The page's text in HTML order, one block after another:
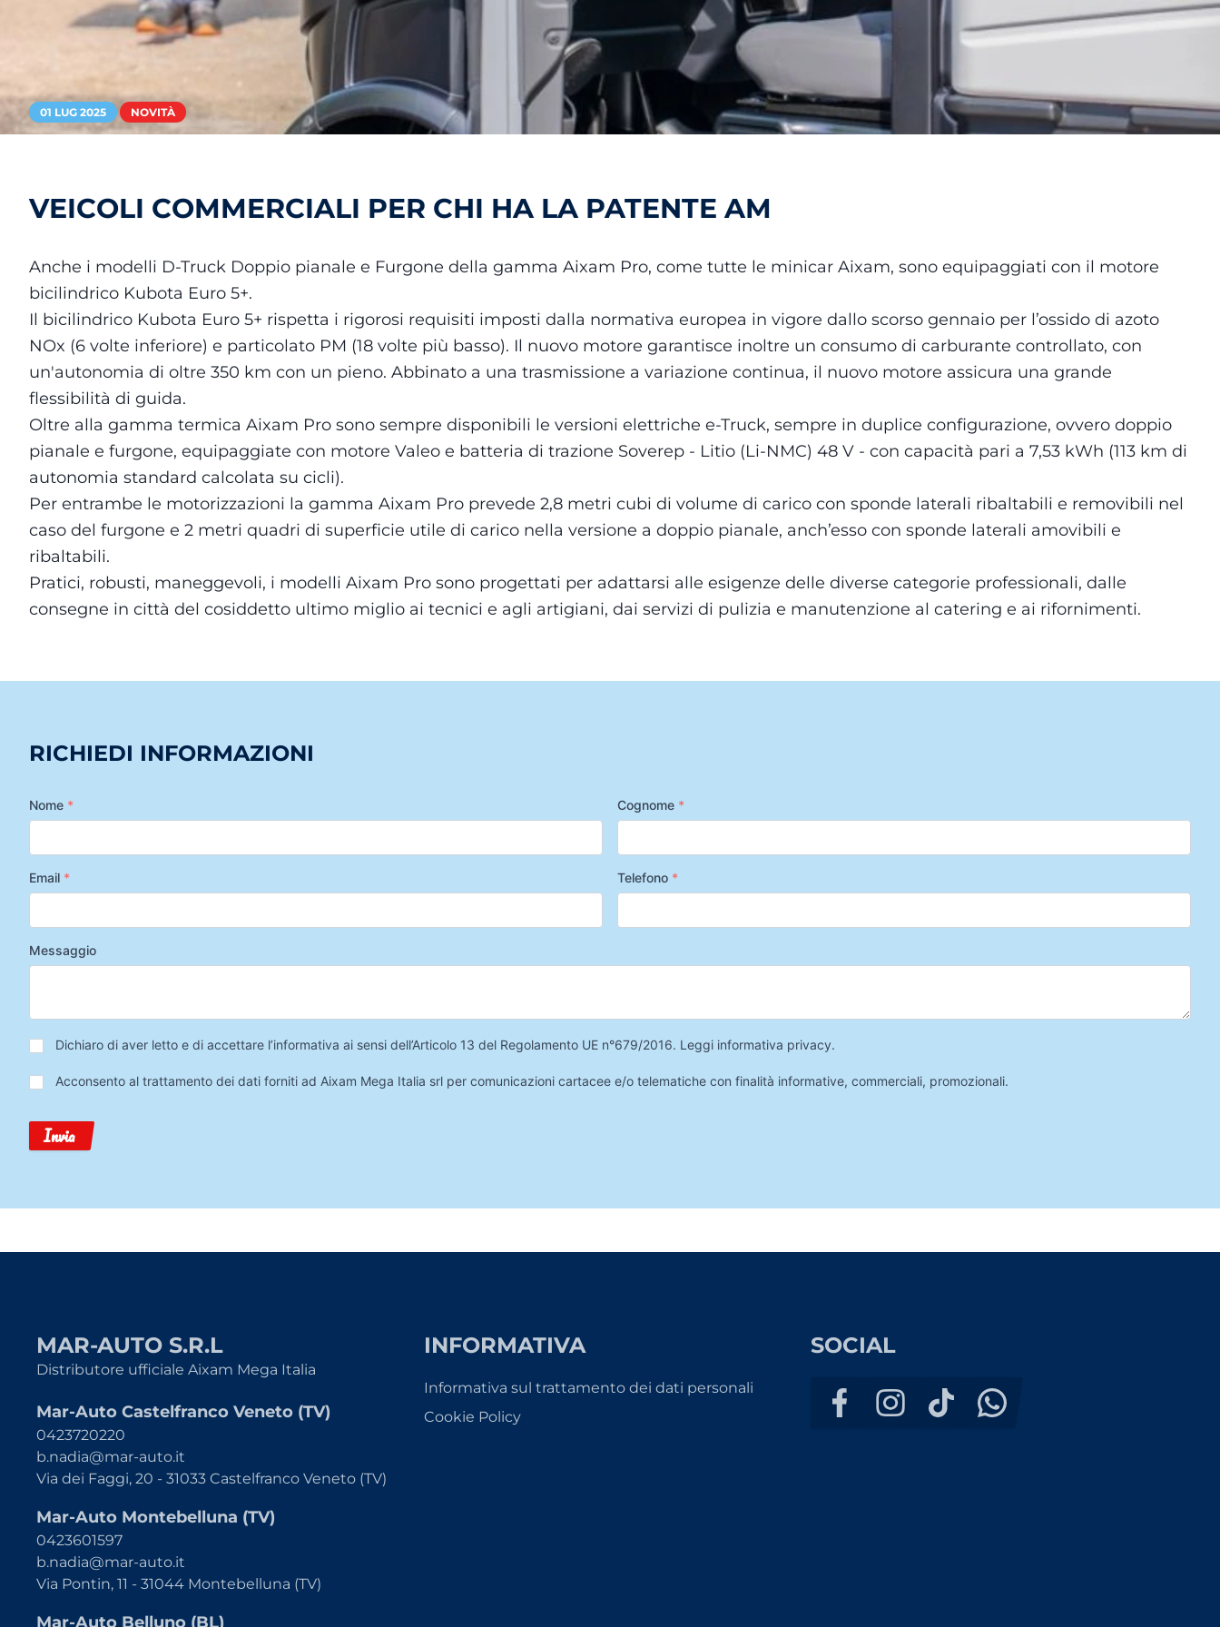
01 LUG 2025 NOVITÀ
VEICOLI COMMERCIALI PER CHI HA LA PATENTE AM
Anche i modelli D-Truck Doppio pianale e Furgone della gamma Aixam Pro, come tutte le minicar Aixam, sono equipaggiati con il motore
bicilindrico Kubota Euro 5+.
Il bicilindrico Kubota Euro 5+ rispetta i rigorosi requisiti imposti dalla normativa europea in vigore dallo scorso gennaio per l’ossido di azoto
NOx (6 volte inferiore) e particolato PM (18 volte più basso). Il nuovo motore garantisce inoltre un consumo di carburante controllato, con
un'autonomia di oltre 350 km con un pieno. Abbinato a una trasmissione a variazione continua, il nuovo motore assicura una grande
flessibilità di guida.
Oltre alla gamma termica Aixam Pro sono sempre disponibili le versioni elettriche e-Truck, sempre in duplice configurazione, ovvero doppio
pianale e furgone, equipaggiate con motore Valeo e batteria di trazione Soverep - Litio (Li-NMC) 48 V - con capacità pari a 7,53 kWh (113 km di
autonomia standard calcolata su cicli).
Per entrambe le motorizzazioni la gamma Aixam Pro prevede 2,8 metri cubi di volume di carico con sponde laterali ribaltabili e removibili nel
caso del furgone e 2 metri quadri di superficie utile di carico nella versione a doppio pianale, anch’esso con sponde laterali amovibili e
ribaltabili.
Pratici, robusti, maneggevoli, i modelli Aixam Pro sono progettati per adattarsi alle esigenze delle diverse categorie professionali, dalle
consegne in città del cosiddetto ultimo miglio ai tecnici e agli artigiani, dai servizi di pulizia e manutenzione al catering e ai rifornimenti.
RICHIEDI INFORMAZIONI
Nome * Cognome *
Email * Telefono *
Messaggio
Privacy*
Dichiaro di aver letto e di accettare l’informativa ai sensi dell’Articolo 13 del Regolamento UE n°679/2016. Leggi informativa privacy.
Trattamento
Dati
Acconsento al trattamento dei dati forniti ad Aixam Mega Italia srl per comunicazioni cartacee e/o telematiche con finalità informative, commerciali, promozionali.
Invia
MAR-AUTO S.R.L
Distributore ufficiale Aixam Mega Italia
Mar-Auto Castelfranco Veneto (TV)
0423720220
b.nadia@mar-auto.it
Via dei Faggi, 20 - 31033 Castelfranco Veneto (TV)
Mar-Auto Montebelluna (TV)
0423601597
b.nadia@mar-auto.it
Via Pontin, 11 - 31044 Montebelluna (TV)
Mar-Auto Belluno (BL)
INFORMATIVA
Informativa sul trattamento dei dati personali
Cookie Policy
SOCIAL